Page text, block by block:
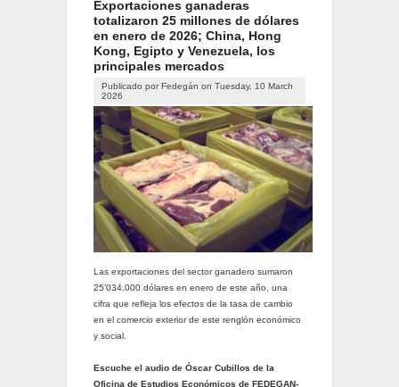
Exportaciones ganaderas
totalizaron 25 millones de dólares
en enero de 2026; China, Hong
Kong, Egipto y Venezuela, los
principales mercados
Publicado por Fedegán on Tuesday, 10 March
2026
Las exportaciones del sector ganadero sumaron
25’034.000 dólares en enero de este año, una
cifra que refleja los efectos de la tasa de cambio
en el comercio exterior de este renglón económico
y social.
Escuche el audio de Óscar Cubillos de la
Oficina de Estudios Económicos de FEDEGAN-